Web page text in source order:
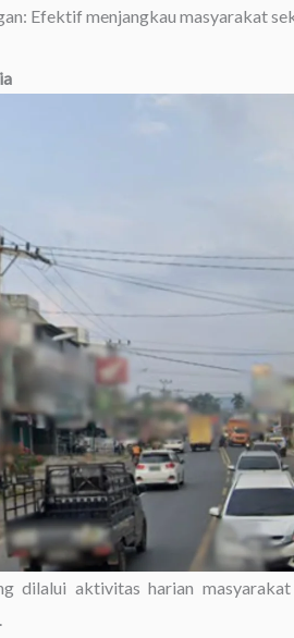
Efektif menjangkau masyarakat
dilalui aktivitas harian